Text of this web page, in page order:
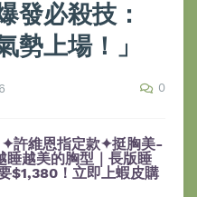
發必殺技：
勢上場！」
0
✦許維恩指定款✦挺胸美-
越美的胸型｜長版睡
$1,380！立即上蝦皮購